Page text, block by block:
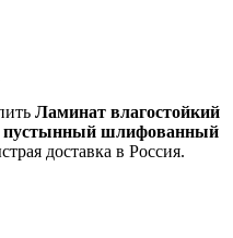
Ламинат влагостойкий
пустынный шлифованный
доставка в Россия.